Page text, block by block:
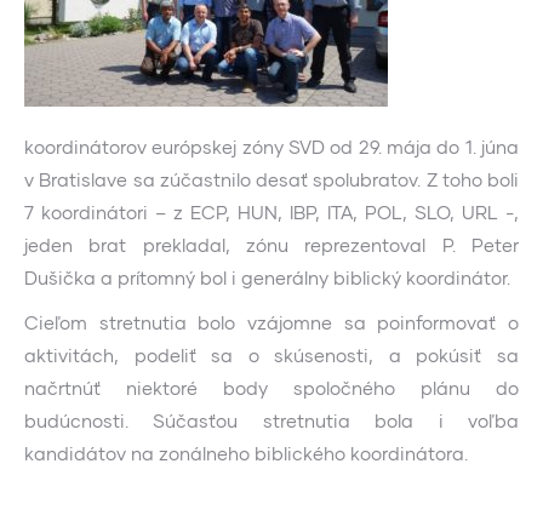
koordinátorov európskej zóny SVD od 29. mája do 1. júna
v Bratislave sa zúčastnilo desať spolubratov. Z toho boli
7 koordinátori – z ECP, HUN, IBP, ITA, POL, SLO, URL -,
jeden brat prekladal, zónu reprezentoval P. Peter
Dušička a prítomný bol i generálny biblický koordinátor.
Cieľom stretnutia bolo vzájomne sa poinformovať o
aktivitách, podeliť sa o skúsenosti, a pokúsiť sa
načrtnúť niektoré body spoločného plánu do
budúcnosti. Súčasťou stretnutia bola i voľba
kandidátov na zonálneho biblického koordinátora.